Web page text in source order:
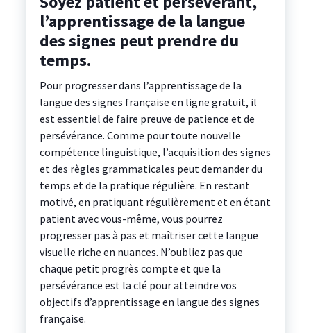
l’apprentissage de la langue
des signes peut prendre du
temps.
Pour progresser dans l’apprentissage de la
langue des signes française en ligne gratuit, il
est essentiel de faire preuve de patience et de
persévérance. Comme pour toute nouvelle
compétence linguistique, l’acquisition des signes
et des règles grammaticales peut demander du
temps et de la pratique régulière. En restant
motivé, en pratiquant régulièrement et en étant
patient avec vous-même, vous pourrez
progresser pas à pas et maîtriser cette langue
visuelle riche en nuances. N’oubliez pas que
chaque petit progrès compte et que la
persévérance est la clé pour atteindre vos
objectifs d’apprentissage en langue des signes
française.